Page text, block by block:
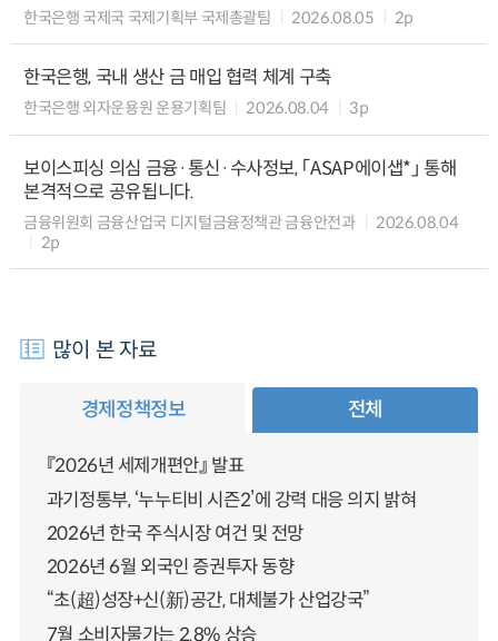
한국은행 국제국 국제기획부 국제총괄팀 2026.08.05 2p
한국은행, 국내 생산 금 매입 협력 체계 구축
한국은행 외자운용원 운용기획팀 2026.08.04 3p
보이스피싱 의심 금융·통신·수사정보, 「ASAP에이샙*」 통해
본격적으로 공유됩니다.
금융위원회 금융산업국 디지털금융정책관 금융안전과
2026.08.04
2p
많이 본 자료
경제정책정보 전체
『2026년 세제개편안』 발표
과기정통부, ‘누누티비 시즌2’에 강력 대응 의지 밝혀
2026년 한국 주식시장 여건 및 전망
2026년 6월 외국인 증권투자 동향
“초(超)성장+신(新)공간, 대체불가 산업강국”
7월 소비자물가는 2.8% 상승